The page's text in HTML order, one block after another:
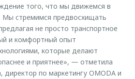
того, что мы движемся в
Мы стремимся предвосхищать
не просто транспортное
и комфортный опыт
которые делают
и приятнее», — отметила
директор по маркетингу OMODA и